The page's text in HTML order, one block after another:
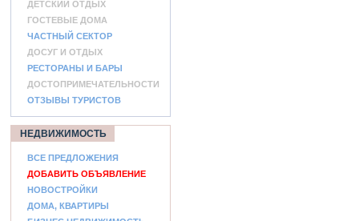
ДЕТСКИЙ ОТДЫХ
ГОСТЕВЫЕ ДОМА
ЧАСТНЫЙ СЕКТОР
ДОСУГ И ОТДЫХ
РЕСТОРАНЫ И БАРЫ
ДОСТОПРИМЕЧАТЕЛЬНОСТИ
ОТЗЫВЫ ТУРИСТОВ
НЕДВИЖИМОСТЬ
ВСЕ ПРЕДЛОЖЕНИЯ
ДОБАВИТЬ ОБЪЯВЛЕНИЕ
НОВОСТРОЙКИ
ДОМА, КВАРТИРЫ